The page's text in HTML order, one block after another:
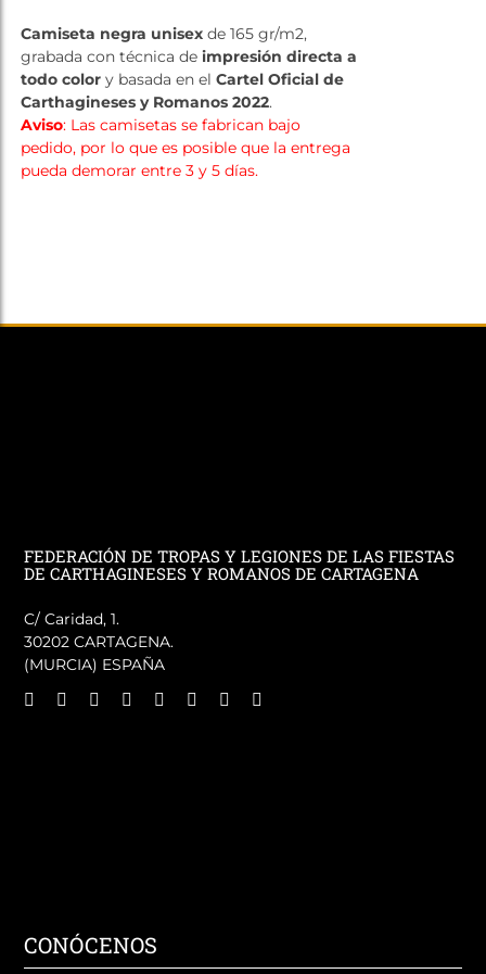
Camiseta negra unisexde 165 gr/m2,
grabada con técnica de impresión directa a
todo colory basada en el Cartel Oficial de
Carthagineses y Romanos 2022.
Aviso: Las camisetas se fabrican bajo
pedido, por lo que es posible que la entrega
pueda demorar entre 3 y 5 días.
FEDERACIÓN DE TROPAS Y LEGIONES DE LAS FIESTAS
DE CARTHAGINESES Y ROMANOS DE CARTAGENA
C/ Caridad, 1.
30202 CARTAGENA.
(MURCIA) ESPAÑA
CONÓCENOS